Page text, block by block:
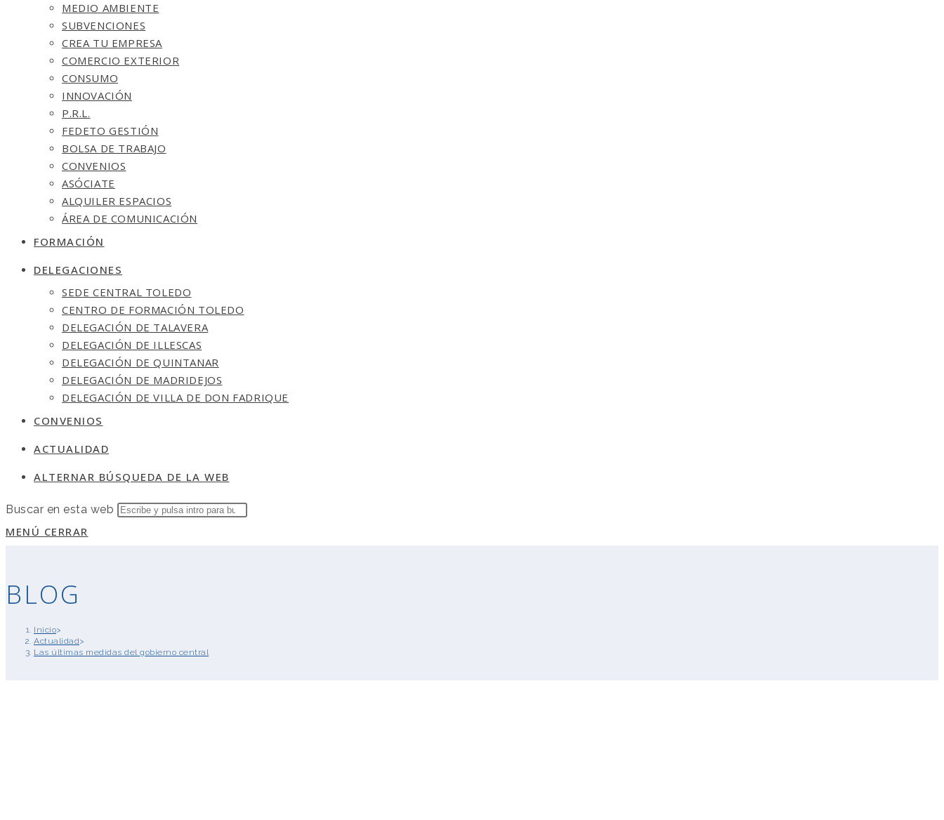
MEDIO AMBIENTE
SUBVENCIONES
CREA TU EMPRESA
COMERCIO EXTERIOR
CONSUMO
INNOVACIÓN
P.R.L.
FEDETO GESTIÓN
BOLSA DE TRABAJO
CONVENIOS
ASÓCIATE
ALQUILER ESPACIOS
ÁREA DE COMUNICACIÓN
FORMACIÓN
DELEGACIONES
SEDE CENTRAL TOLEDO
CENTRO DE FORMACIÓN TOLEDO
DELEGACIÓN DE TALAVERA
DELEGACIÓN DE ILLESCAS
DELEGACIÓN DE QUINTANAR
DELEGACIÓN DE MADRIDEJOS
DELEGACIÓN DE VILLA DE DON FADRIQUE
CONVENIOS
ACTUALIDAD
ALTERNAR BÚSQUEDA DE LA WEB
Buscar en esta web
MENÚ CERRAR
BLOG
Inicio>
Actualidad>
Las últimas medidas del gobierno central